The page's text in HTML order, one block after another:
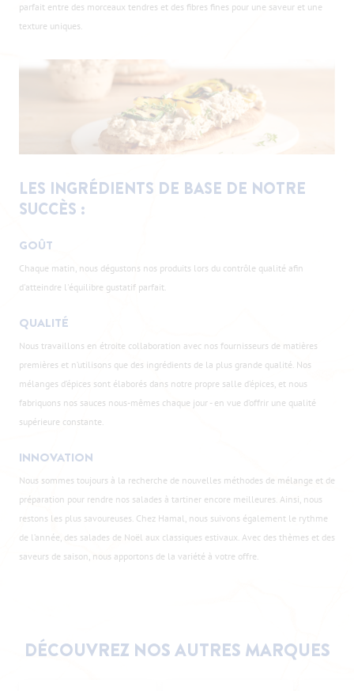
parfait entre des morceaux tendres et des fibres fines pour une saveur et une
texture uniques.
LES INGRÉDIENTS DE BASE DE NOTRE
SUCCÈS :
GOÛT
Chaque matin, nous dégustons nos produits lors du contrôle qualité afin
d'atteindre l'équilibre gustatif parfait.
QUALITÉ
Nous travaillons en étroite collaboration avec nos fournisseurs de matières
premières et n’utilisons que des ingrédients de la plus grande qualité. Nos
mélanges d’épices sont élaborés dans notre propre salle d’épices, et nous
fabriquons nos sauces nous-mêmes chaque jour - en vue d’offrir une qualité
supérieure constante.
INNOVATION
Nous sommes toujours à la recherche de nouvelles méthodes de mélange et de
préparation pour rendre nos salades à tartiner encore meilleures. Ainsi, nous
restons les plus savoureuses. Chez Hamal, nous suivons également le rythme
de l’année, des salades de Noël aux classiques estivaux. Avec des thèmes et des
saveurs de saison, nous apportons de la variété à votre offre.
DÉCOUVREZ NOS AUTRES MARQUES